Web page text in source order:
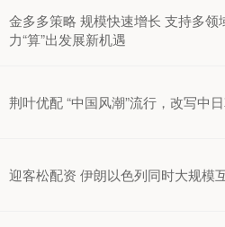
金多多策略 规模快速增长 支持多领
力“算”出发展新机遇
荆叶优配 “中国风潮”流行，改写中
迎客松配资 伊朗以色列同时大规模